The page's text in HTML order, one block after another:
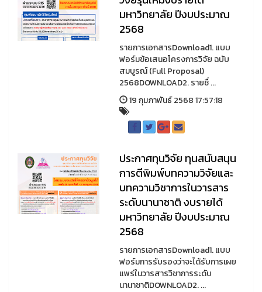
มหาวิทยาลัย ปีงบประมาณ
2568
รายการเอกสารDownload1. แบบ
ฟอร์มข้อเสนอโครงการวิจัย ฉบับ
สมบูรณ์ (Full Proposal)
2568DOWNLOAD2. รายชื่ ...
19 กุมภาพันธ์ 2568 17:57:18
ประกาศทุนวิจัย ทุนสนับสนุน
การตีพิมพ์บทความวิจัยและ
บทความวิชาการในวารสาร
ระดับนานาชาติ งบรายได้
มหาวิทยาลัย ปีงบประมาณ
2568
รายการเอกสารDownload1. แบบ
ฟอร์มการรับรองว่าจะได้รับการเผย
แพร่ในวารสารวิชาการระดับ
นานาชาติDOWNLOAD2. ...